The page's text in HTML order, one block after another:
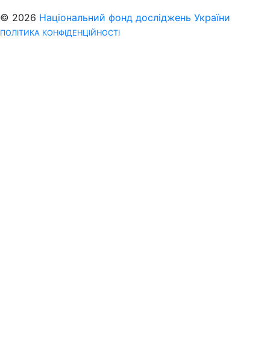
© 2026 Національний фонд досліджень України
ПОЛІТИКА КОНФІДЕНЦІЙНОСТІ